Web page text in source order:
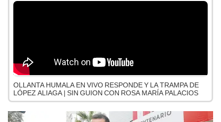
OLLANTA HUMALA EN VIVO RESPONDE Y LA TRAMPA DE
LÓPEZ ALIAGA | SIN GUION CON ROSA MARÍA PALACIOS